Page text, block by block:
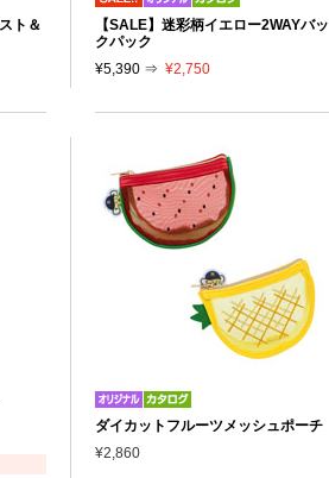
ト＆
【SALE】迷彩柄イエロー2WAYバッ
クパック
¥5,390 ⇒ ¥2,750
ダイカットフルーツメッシュポーチ
¥2,860